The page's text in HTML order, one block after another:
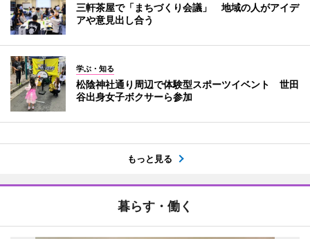
三軒茶屋で「まちづくり会議」 地域の人がアイデ
アや意見出し合う
学ぶ・知る
松陰神社通り周辺で体験型スポーツイベント 世田
谷出身女子ボクサーら参加
もっと見る
暮らす・働く